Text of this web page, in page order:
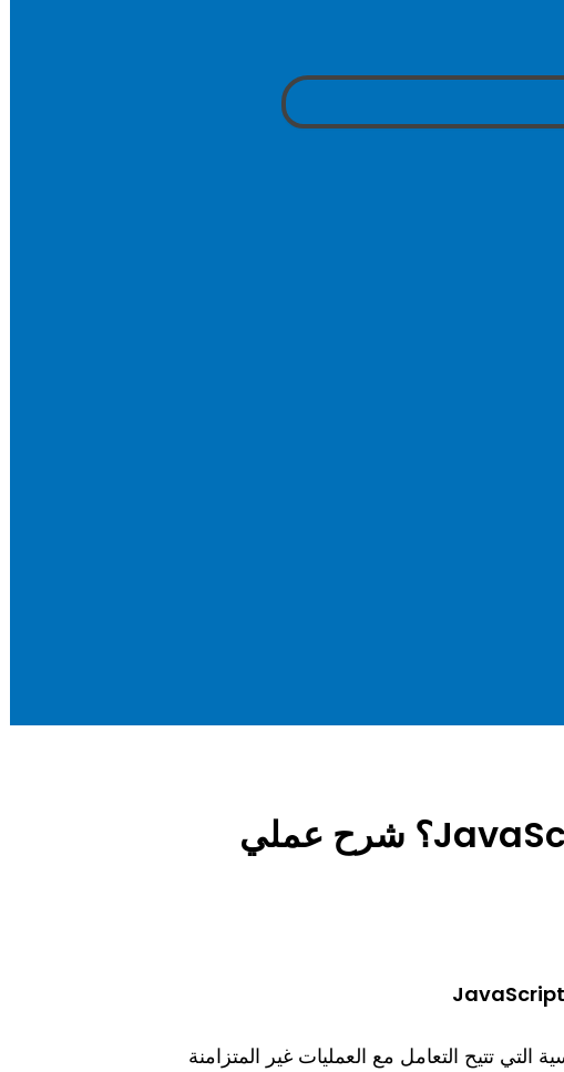
كيف تعمل Promises في JavaScript؟ شرح عملي
التي تتيح التعامل مع العمليات غير المتزامنة